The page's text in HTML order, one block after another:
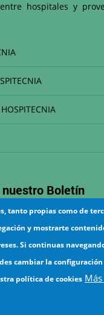
hospitales y
Boletín
tanto propias como de
y mostrarte
Si continuas
cambiar la
política de cookies